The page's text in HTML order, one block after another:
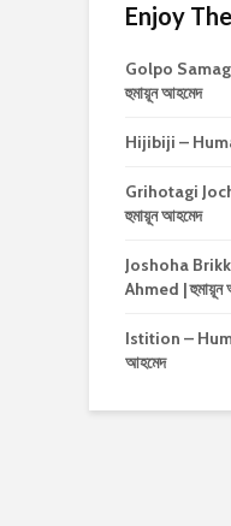
Enjoy
Golpo
হুমায়ূন আহমেদ
Hijibiji –
Grihotagi
হুমায়ূন আহমেদ
Joshoha
Ahmed | হুমায়ূন
Istition –
আহমেদ